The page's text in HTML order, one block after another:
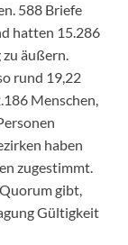
588 Briefe
hatten 15.286
äußern.
rund 19,22
Menschen,
haben
zugestimmt.
gibt,
Gültigkeit